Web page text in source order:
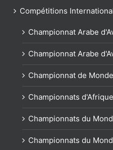
Compétitions
Championnat Arabe
Championnat Arabe
Championnat de
Championnats
Championnats du
Championnats du